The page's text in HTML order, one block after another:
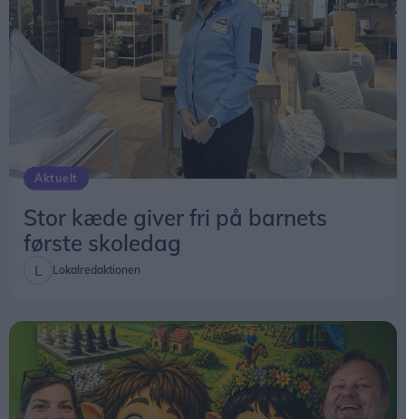
Aktuelt
Stor kæde giver fri på barnets
første skoledag
Lokalredaktionen